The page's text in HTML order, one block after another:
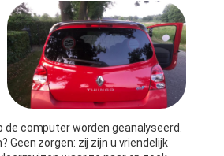
de computer worden geanalyseerd.
Geen zorgen: zij zijn u vriendelijk